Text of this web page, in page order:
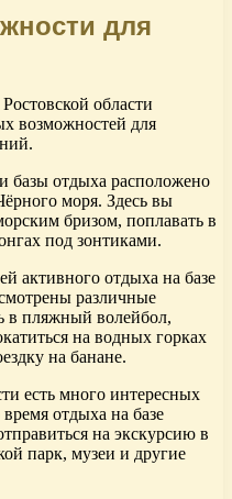
для
области
возможностей для
базы отдыха расположено
моря. Здесь вы
бризом, поплавать в
под зонтиками.
активного отдыха на базе
различные
в пляжный волейбол,
на водных горках
на банане.
есть много интересных
отдыха на базе
на экскурсию в
парк, музеи и другие